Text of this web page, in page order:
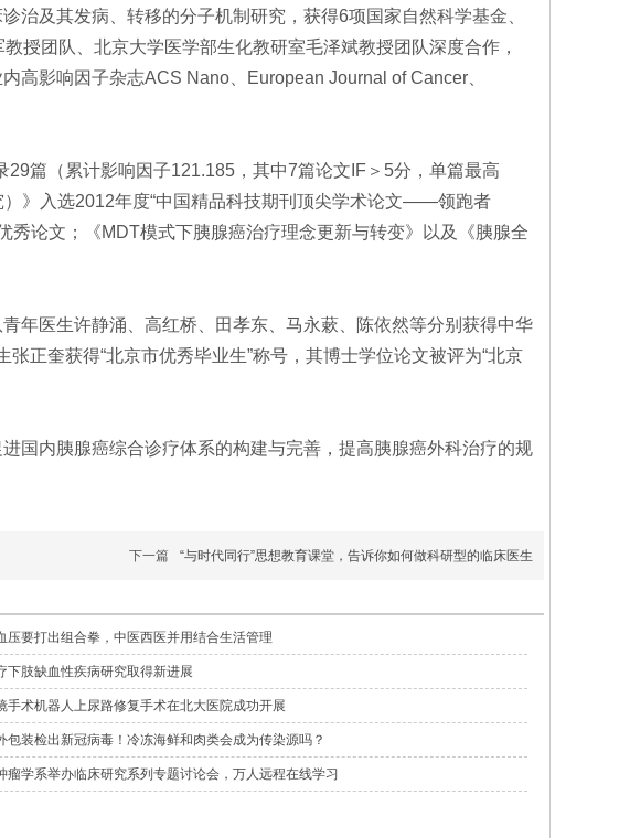
及其发病、转移的分子机制研究，获得6项国家自然科学基金、
授团队、北京大学医学部生化教研室毛泽斌教授团队深度合作，
高影响因子杂志ACS Nano、European Journal of Cancer、
篇（累计影响因子121.185，其中7篇论文IF＞5分，单篇最高
》入选2012年度“中国精品科技期刊顶尖学术论文——领跑者
论文；《MDT模式下胰腺癌治疗理念更新与转变》以及《胰腺全
年医生许静涌、高红桥、田孝东、马永蔌、陈依然等分别获得中华
正奎获得“北京市优秀毕业生”称号，其博士学位论文被评为“北京
国内胰腺癌综合诊疗体系的构建与完善，提高胰腺癌外科治疗的规
下一篇 “与时代同行”思想教育课堂，告诉你如何做科研型的临床医生
压要打出组合拳，中医西医并用结合生活管理
下肢缺血性疾病研究取得新进展
手术机器人上尿路修复手术在北大医院成功开展
包装检出新冠病毒！冷冻海鲜和肉类会成为传染源吗？
瘤学系举办临床研究系列专题讨论会，万人远程在线学习